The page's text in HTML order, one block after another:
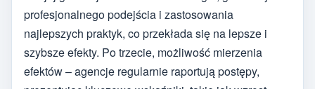
profesjonalnego podejścia i zastosowania
najlepszych praktyk, co przekłada się na lepsze i
szybsze efekty. Po trzecie, możliwość mierzenia
efektów – agencje regularnie raportują postępy,